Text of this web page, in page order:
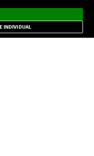
CONFIDENŢIALITATE
×
INDIVIDUAL